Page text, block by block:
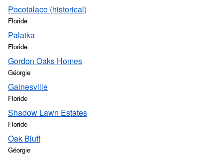
Pocotalaco (historical)
Floride
Palatka
Floride
Gordon Oaks Homes
Géorgie
Gainesville
Floride
Shadow Lawn Estates
Floride
Oak Bluff
Géorgie